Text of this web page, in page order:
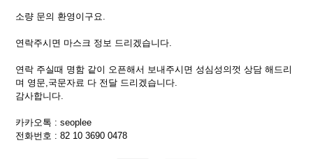
소량 문의 환영이구요.
연락주시면 마스크 정보 드리겠습니다.
연락 주실때 명함 같이 오픈해서 보내주시면 성심성의껏 상담 해드리
며 영문,국문자료 다 전달 드리겠습니다.
감사합니다.
카카오톡 : seoplee
전화번호 : 82 10 3690 0478